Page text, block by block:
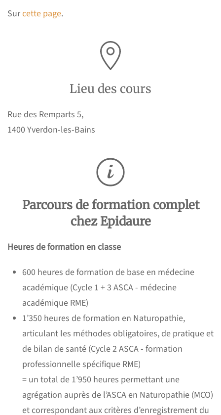
Surcette page.
Lieu des cours
Rue des Remparts 5,
1400 Yverdon-les-Bains
Parcours de formation complet
chez Epidaure
Heures de formation en classe
600 heures de formation de base en médecine
académique (Cycle 1 + 3 ASCA - médecine
académique RME)
1’350 heures de formation en Naturopathie,
articulant les méthodes obligatoires, de pratique et
de bilan de santé (Cycle 2 ASCA - formation
professionnelle spécifique RME)
= un total de 1’950 heures permettant une
agrégation auprès de l’ASCA en Naturopathie (MCO)
et correspondant aux critères d’enregistrement du